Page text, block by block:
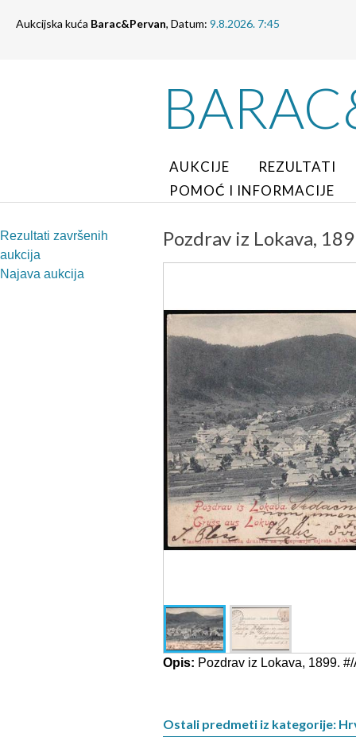
Aukcijska kuća Barac&Pervan, Datum: 9.8.2026. 7:45
AUKCIJE
REZULTATI
POMOĆ I INFORMACIJE
Rezultati završenih
aukcija
Najava aukcija
Pozdrav iz Lokava,
Opis: Pozdrav iz Lokava, 1899.
Ostali predmeti iz kategorije: